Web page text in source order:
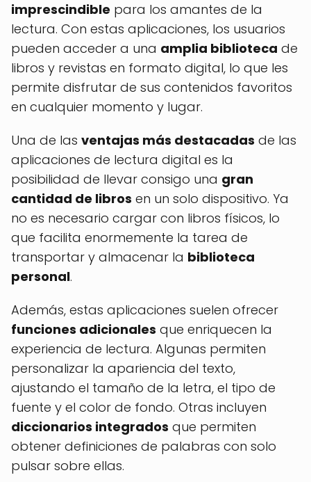
imprescindible para los amantes de la
lectura. Con estas aplicaciones, los usuarios
pueden acceder a una amplia biblioteca de
libros y revistas en formato digital, lo que les
permite disfrutar de sus contenidos favoritos
en cualquier momento y lugar.
Una de las ventajas más destacadas de las
aplicaciones de lectura digital es la
posibilidad de llevar consigo una gran
cantidad de libros en un solo dispositivo. Ya
no es necesario cargar con libros físicos, lo
que facilita enormemente la tarea de
transportar y almacenar la biblioteca
personal.
Además, estas aplicaciones suelen ofrecer
funciones adicionales que enriquecen la
experiencia de lectura. Algunas permiten
personalizar la apariencia del texto,
ajustando el tamaño de la letra, el tipo de
fuente y el color de fondo. Otras incluyen
diccionarios integrados que permiten
obtener definiciones de palabras con solo
pulsar sobre ellas.